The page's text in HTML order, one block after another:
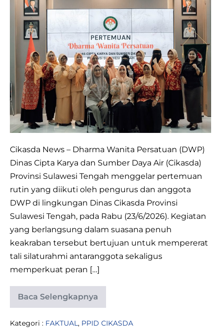
Dharma
Wanita
Persatuan
Cikasda
Sulteng
Gelar
Pertemuan
Rutin
Cikasda News – Dharma Wanita Persatuan (DWP)
Dinas Cipta Karya dan Sumber Daya Air (Cikasda)
Provinsi Sulawesi Tengah menggelar pertemuan
rutin yang diikuti oleh pengurus dan anggota
DWP di lingkungan Dinas Cikasda Provinsi
Sulawesi Tengah, pada Rabu (23/6/2026). Kegiatan
yang berlangsung dalam suasana penuh
keakraban tersebut bertujuan untuk mempererat
tali silaturahmi antaranggota sekaligus
memperkuat peran […]
Baca Selengkapnya
Dharma
Wanita
Cikasda
Kategori : FAKTUAL, PPID CIKASDA